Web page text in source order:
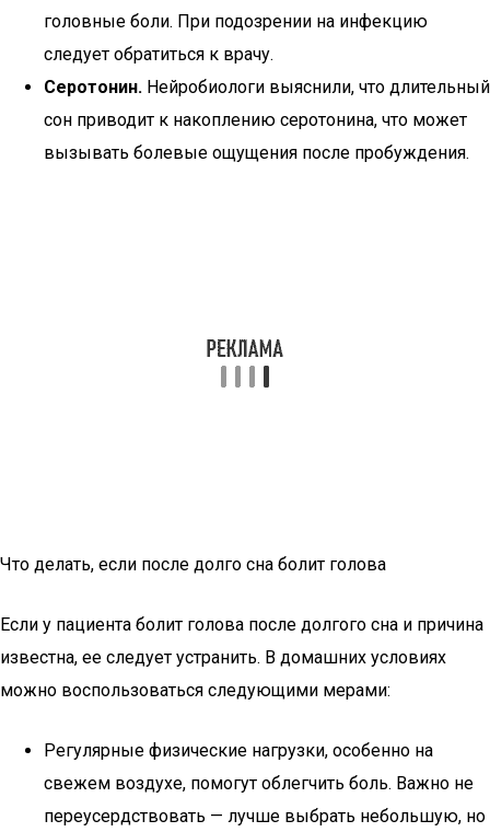
головные боли. При подозрении на инфекцию
следует обратиться к врачу.
Серотонин. Нейробиологи выяснили, что длительный
сон приводит к накоплению серотонина, что может
вызывать болевые ощущения после пробуждения.
Что делать, если после долго сна болит голова
Если у пациента болит голова после долгого сна и причина
известна, ее следует устранить. В домашних условиях
можно воспользоваться следующими мерами:
Регулярные физические нагрузки, особенно на
свежем воздухе, помогут облегчить боль. Важно не
переусердствовать — лучше выбрать небольшую, но